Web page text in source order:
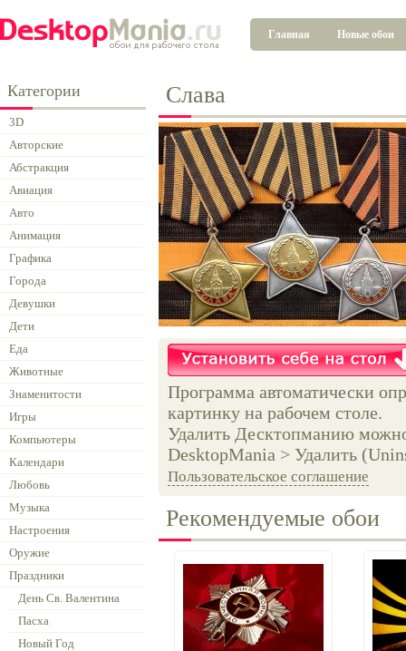
Главная Новые обои
Категории
3D
Авторские
Абстракция
Авиация
Авто
Анимация
Графика
Города
Девушки
Дети
Еда
Животные
Знаменитости
Игры
Компьютеры
Календари
Любовь
Музыка
Настроения
Оружие
Праздники
День Св. Валентина
Пасха
Новый Год
Слава
Программа автоматически
картинку на рабочем столе.
Удалить Десктопманию
DesktopMania > Удалить
Пользовательское соглашение
Рекомендуемые обои